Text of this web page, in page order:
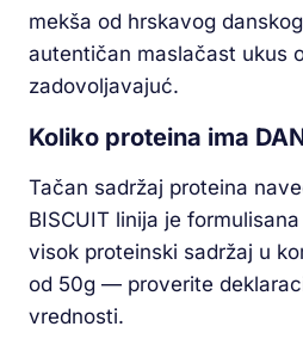
mekša od hrskavog
autentičan maslačast ukus
zadovoljavajuć.
Koliko proteina ima
Tačan sadržaj proteina
BISCUIT linija je
visok proteinski sadržaj u
od 50g — proverite
vrednosti.